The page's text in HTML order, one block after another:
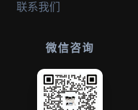
联系我们
微信咨询